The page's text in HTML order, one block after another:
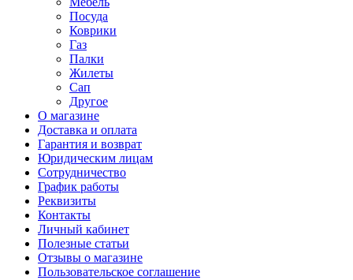
Посуда
Коврики
Газ
Палки
Жилеты
Сап
Другое
О магазине
Доставка и оплата
Гарантия и возврат
Юридическим лицам
Сотрудничество
График работы
Реквизиты
Контакты
Личный кабинет
Полезные статьи
Отзывы о магазине
Пользовательское соглашение